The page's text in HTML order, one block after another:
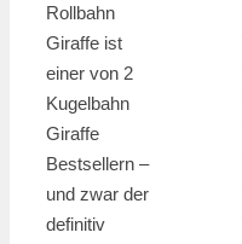
Rollbahn
Giraffe ist
einer von 2
Kugelbahn
Giraffe
Bestsellern –
und zwar der
definitiv